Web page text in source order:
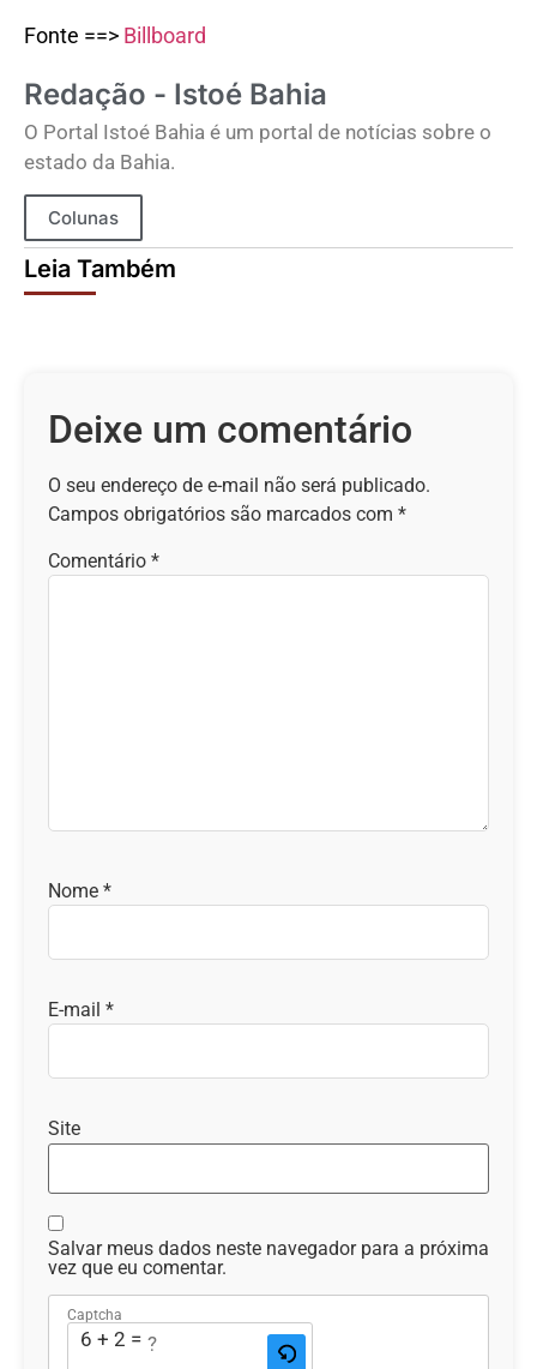
Fonte ==> Billboard
Redação - Istoé Bahia
O Portal Istoé Bahia é um portal de notícias sobre o
estado da Bahia.
Colunas
Leia Também
Deixe um comentário
O seu endereço de e-mail não será publicado.
Campos obrigatórios são marcados com *
Comentário *
Nome *
E-mail *
Site
Salvar meus dados neste navegador para a próxima
vez que eu comentar.
Captcha
6 + 2 = ?